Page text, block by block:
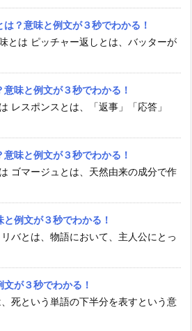
は？意味と例文が３秒でわかる！
とは ピッチャー返しとは、バッターが
意味と例文が３秒でわかる！
レスポンスとは、「返事」「応答」
意味と例文が３秒でわかる！
ゴマージュとは、天然由来の成分で作
と例文が３秒でわかる！
リバとは、物語において、主人公にとっ
文が３秒でわかる！
、死という単語の下半分を表すという意